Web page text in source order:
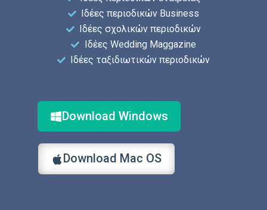
Ιδέες περιοδικών Business
Ιδέες σχολικών περιοδικών
Ιδέες Wedding Maggazine
Ιδέες ταξιδιωτικών περιοδικών
Download Windows
Download Mac OS